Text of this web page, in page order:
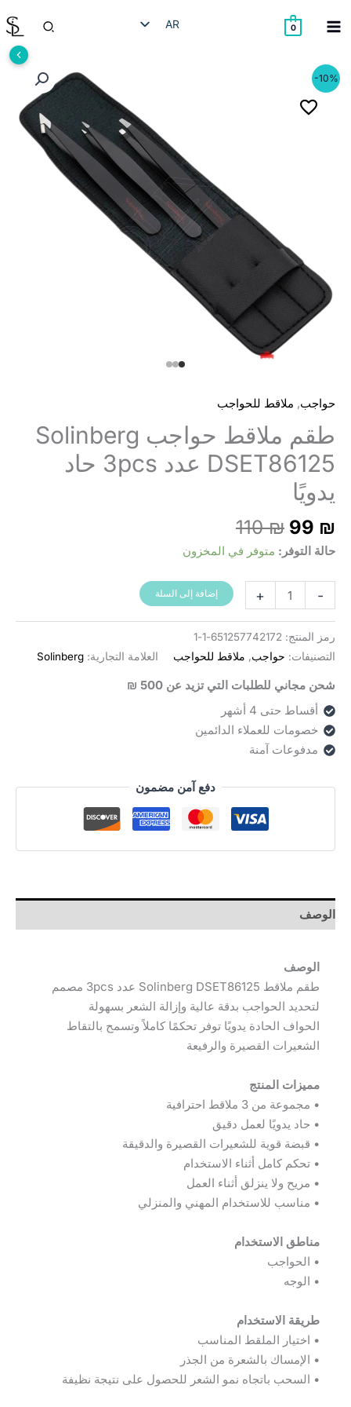
إلى
0
AR
البحث
-10%
حواجب, ملاقط للحواجب
طقم ملاقط حواجب Solinberg
DSET86125 عدد 3pcs حاد
يدويًا
110₪ السعر
الأصلي
هو:
110 ₪.
99 ₪
حالة التوفر: متوفر في المخزون
-
סט
פינצטות
לגבות
DSET86125
3pcs
השחזה
ידנית
+ إضافة إلى السلة
رمز المنتج: 651257742172-1-1
التصنيفات: حواجب, ملاقط للحواجب العلامة التجارية: Solinberg
شحن مجاني للطلبات التي تزيد عن 500 ₪
أقساط حتى 4 أشهر
خصومات للعملاء الدائمين
مدفوعات آمنة
دفع آمن مضمون
الوصف
الوصف
طقم ملاقط Solinberg DSET86125 عدد 3pcs مصمم
لتحديد الحواجب بدقة عالية وإزالة الشعر بسهولة
الحواف الحادة يدويًا توفر تحكمًا كاملاً وتسمح بالتقاط
الشعيرات القصيرة والرفيعة
مميزات المنتج
• مجموعة من 3 ملاقط احترافية
• حاد يدويًا لعمل دقيق
• قبضة قوية للشعيرات القصيرة والدقيقة
• تحكم كامل أثناء الاستخدام
• مريح ولا ينزلق أثناء العمل
• مناسب للاستخدام المهني والمنزلي
مناطق الاستخدام
• الحواجب
• الوجه
طريقة الاستخدام
• اختيار الملقط المناسب
• الإمساك بالشعرة من الجذر
• السحب باتجاه نمو الشعر للحصول على نتيجة نظيفة